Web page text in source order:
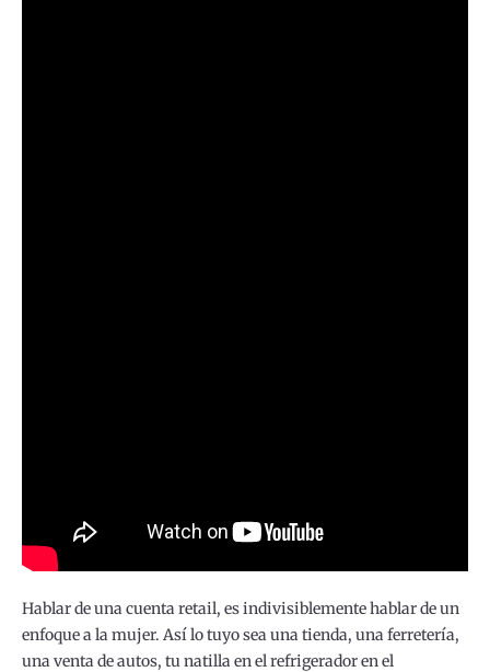
Hablar de una cuenta retail, es indivisiblemente hablar de un
enfoque a la mujer. Así lo tuyo sea una tienda, una ferretería,
una venta de autos, tu natilla en el refrigerador en el